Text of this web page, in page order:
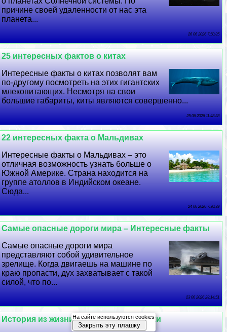
причине своей удаленности от нас эта
планета...
26 06 2026 7:50:35
25 интересных фактов о китах
Интересные факты о китах позволят вам
по-другому посмотреть на этих гигантских
млекопитающих. Несмотря на свои
большие габариты, киты являются совершенно...
25 06 2026 11:48:28
22 интересных факта о Мальдивах
Интересные факты о Мальдивах – это
отличная возможность узнать больше о
Южной Америке. Страна находится на
группе атоллов в Индийском океане.
Сюда...
24 06 2026 7:30:39
Самые опасные дороги мира – Интересные факты
Самые опасные дороги мира
представляют собой удивительное
зрелище. Когда двигаешь на машине по
краю пропасти, дух захватывает с такой
силой, что по...
23 06 2026 23:14:51
История из жизни Франческо Петрарки
На сайте используются cookies
Закрыть эту плашку